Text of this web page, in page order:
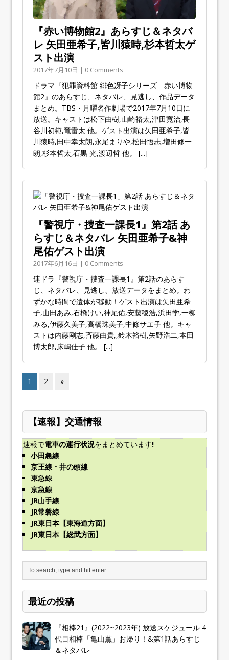
『赤い博物館2』あらすじ＆ネタバ
レ 矢田亜希子,皆川猿時,杉本哲太ゲ
スト出演
2017年7月10日 | 0 Comments
ドラマ『犯罪資料館 緋色冴子シリーズ 赤い博物
館2』のあらすじ、ネタバレ、見逃し、作品データ
まとめ。TBS・月曜名作劇場で2017年7月10日に
放送。キャストは松下由樹,山崎裕太,津田寛治,長
谷川初範,竜雷太 他。ゲスト出演は矢田亜希子,皆
川猿時,田中幸太朗,永尾まりや,松田悟志,増田修一
朗,杉本哲太,石黒 光,渡辺哲 他。 [...]
『警視庁・捜査一課長1』第2話 あ
らすじ＆ネタバレ 矢田亜希子&神
尾佑ゲスト出演
2017年6月16日 | 0 Comments
連ドラ『警視庁・捜査一課長1』第2話のあらす
じ、ネタバレ、見逃し、放送データをまとめ。わ
ずかな時間で遺体が移動！ゲスト出演は矢田亜希
子,山田あみ,石橋けい,神尾佑,安藤稜浩,浜田学,一柳
みる,伊藤久美子,高橋珠美子,中條サエ子 他。キャ
ストは内藤剛志,斉藤由貴,,鈴木裕樹,矢野浩二,本田
博太郎,床嶋佳子 他。 [...]
1 2 »
【速報】交通情報
速報で電車の運行状況をまとめています!!
小田急線
京王線・井の頭線
東急線
京急線
JR山手線
JR常磐線
JR東日本【東海道方面】
JR東日本【総武方面】
最近の投稿
『相棒21』(2022~2023年) 放送スケジュール 4
代目相棒「亀山薫」お帰り！&第1話あらすじ
＆ネタバレ